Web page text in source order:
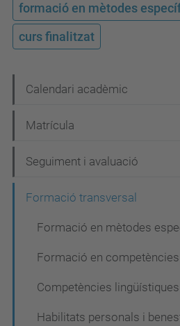
formació en mètodes
curs finalitzat
a
v
g
Calendari acadèmic
Matrícula
Seguiment i avaluació
Formació transversal
Formació en mètodes
Formació en
Competències lingüístiques
Habilitats personals i